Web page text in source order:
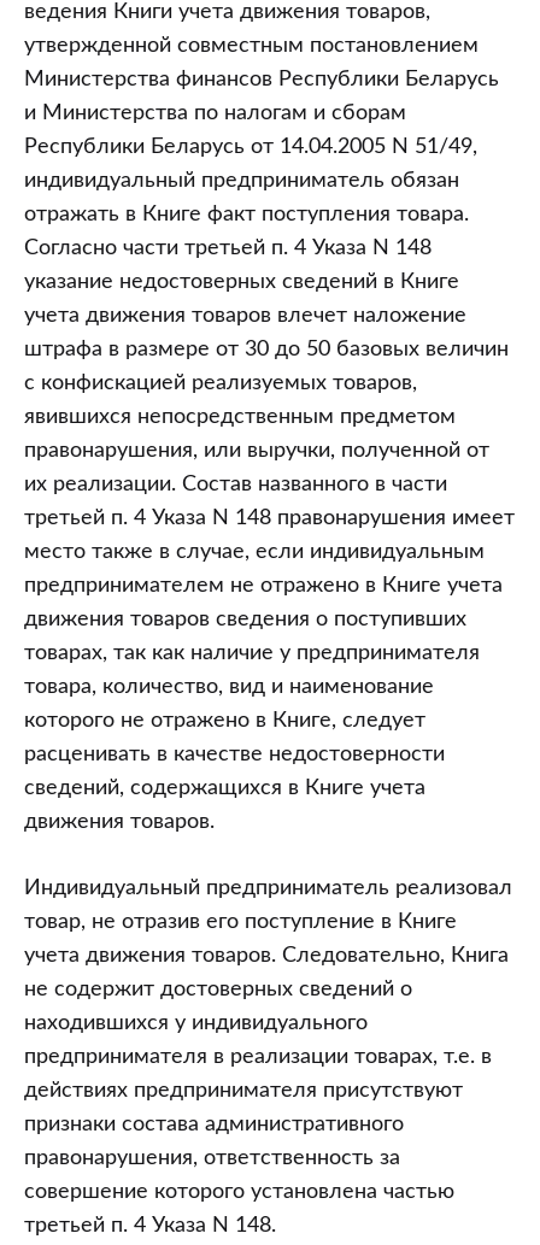
ведения Книги учета движения товаров,
утвержденной совместным постановлением
Министерства финансов Республики Беларусь
и Министерства по налогам и сборам
Республики Беларусь от 14.04.2005 N 51/49,
индивидуальный предприниматель обязан
отражать в Книге факт поступления товара.
Согласно части третьей п. 4 Указа N 148
указание недостоверных сведений в Книге
учета движения товаров влечет наложение
штрафа в размере от 30 до 50 базовых величин
с конфискацией реализуемых товаров,
явившихся непосредственным предметом
правонарушения, или выручки, полученной от
их реализации. Состав названного в части
третьей п. 4 Указа N 148 правонарушения имеет
место также в случае, если индивидуальным
предпринимателем не отражено в Книге учета
движения товаров сведения о поступивших
товарах, так как наличие у предпринимателя
товара, количество, вид и наименование
которого не отражено в Книге, следует
расценивать в качестве недостоверности
сведений, содержащихся в Книге учета
движения товаров.
Индивидуальный предприниматель реализовал
товар, не отразив его поступление в Книге
учета движения товаров. Следовательно, Книга
не содержит достоверных сведений о
находившихся у индивидуального
предпринимателя в реализации товарах, т.е. в
действиях предпринимателя присутствуют
признаки состава административного
правонарушения, ответственность за
совершение которого установлена частью
третьей п. 4 Указа N 148.